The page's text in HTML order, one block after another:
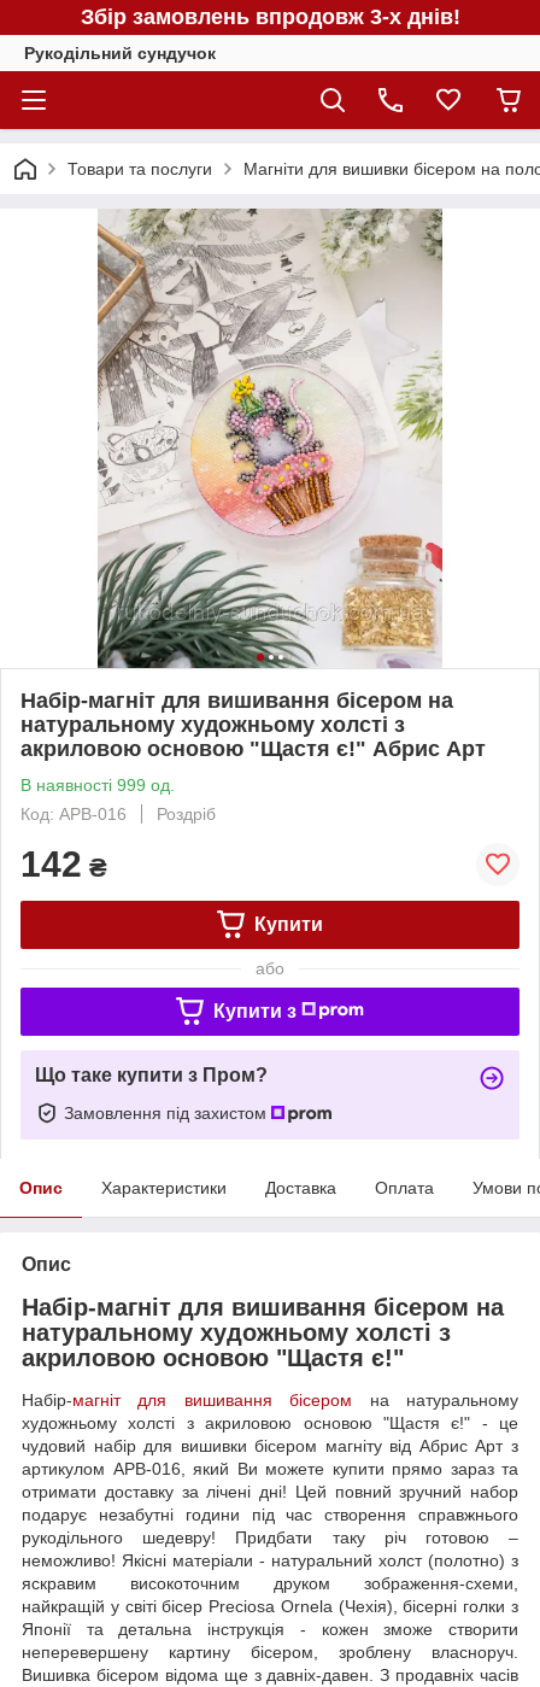
Збір замовлень впродовж 3-х днів!
Рукодільний сундучок
Товари та послуги Магніти для вишивки бісером на
Набір-магніт для вишивання бісером на
натуральному художньому холсті з
акриловою основою "Щастя є!" Абрис Арт
В наявності 999 од.
Код: APB-016
Роздріб
142 ₴
Купити
або
Купити з
Що таке купити з Пром?
Замовлення під захистом
Опис Характеристики Доставка Оплата Умови
Опис
Набір-магніт для вишивання бісером на
натуральному художньому холсті з
акриловою основою "Щастя є!"
Набір-магніт для вишивання бісером на натуральному
художньому холсті з акриловою основою "Щастя є!" - це
чудовий набір для вишивки бісером магніту від Абрис Арт з
артикулом APB-016, який Ви можете купити прямо зараз та
отримати доставку за лічені дні! Цей повний зручний набор
подарує незабутні години під час створення справжнього
рукодільного шедевру! Придбати таку річ готовою –
неможливо! Якісні матеріали - натуральний холст (полотно) з
яскравим високоточним друком зображення-схеми,
найкращій у світі бісер Preciosa Ornela (Чехія), бісерні голки з
Японії та детальна інструкція - кожен зможе створити
неперевершену картину бісером, зроблену власноруч.
Вишивка бісером відома ще з давніх-давен. З продавніх часів